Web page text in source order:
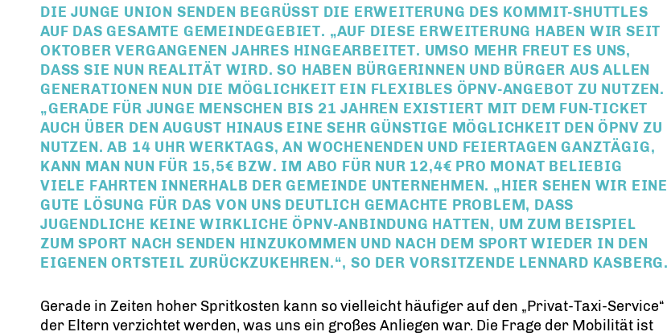
DIE JUNGE UNION SENDEN BEGRÜSST DIE ERWEITERUNG DES KOMMIT-SHUTTLES A
UF DAS GESAMTE GEMEINDEGEBIET. „AUF DIESE ERWEITERUNG HABEN WIR SEIT O
KTOBER VERGANGENEN JAHRES HINGEARBEITET. UMSO MEHR FREUT ES UNS, D
ASS SIE NUN REALITÄT WIRD. SO HABEN BÜRGERINNEN UND BÜRGER AUS ALLEN G
ENERATIONEN NUN DIE MÖGLICHKEIT EIN FLEXIBLES ÖPNV-ANGEBOT ZU NUTZEN.
GERADE FÜR JUNGE MENSCHEN BIS 21 JAHREN EXISTIERT MIT DEM FUN-TICKET A
UCH ÜBER DEN AUGUST HINAUS EINE SEHR GÜNSTIGE MÖGLICHKEIT DEN ÖPNV ZU N
UTZEN. AB 14 UHR WERKTAGS, AN WOCHENENDEN UND FEIERTAGEN GANZTÄGIG, K
ANN MAN NUN FÜR 15,5€ BZW. IM ABO FÜR NUR 12,4€ PRO MONAT BELIEBIG V
IELE FAHRTEN INNERHALB DER GEMEINDE UNTERNEHMEN. „HIER SEHEN WIR EINE G
UTE LÖSUNG FÜR DAS VON UNS DEUTLICH GEMACHTE PROBLEM, DASS J
UGENDLICHE KEINE WIRKLICHE ÖPNV-ANBINDUNG HATTEN, UM ZUM BEISPIEL Z
UM SPORT NACH SENDEN HINZUKOMMEN UND NACH DEM SPORT WIEDER IN DEN E
IGENEN ORTSTEIL ZURÜCKZUKEHREN.“, SO DER VORSITZENDE LENNARD KASBERG.
Gerade in Zeiten hoher Spritkosten kann so vielleicht häufiger auf den „Privat-Taxi-Service“
der Eltern verzichtet werden, was uns ein großes Anliegen war. Die Frage der Mobilität ist